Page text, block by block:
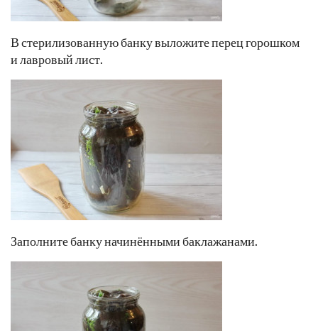
В стерилизованную банку выложите перец горошком
и лавровый лист.
Заполните банку начинёнными баклажанами.